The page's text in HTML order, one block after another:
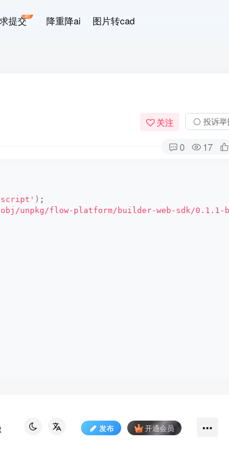
提交新 降重降ai 图片转cad
关注 ⚪ 投诉举
0 17
) ;
unpkg/flow-platform/builder-web-sdk/